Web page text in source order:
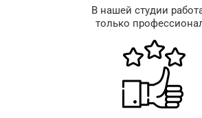
В нашей студии
только